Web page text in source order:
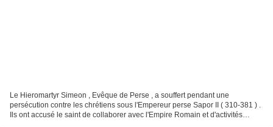
Le Hieromartyr Simeon , Evêque de Perse , a souffert pendant une
persécution contre les chrétiens sous l'Empereur perse Sapor II ( 310-381 ) .
Ils ont accusé le saint de collaborer avec l'Empire Romain et d'activités